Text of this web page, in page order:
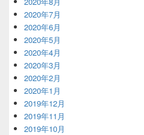
2020年7月
2020年6月
2020年5月
2020年4月
2020年3月
2020年2月
2020年1月
2019年12月
2019年11月
2019年10月